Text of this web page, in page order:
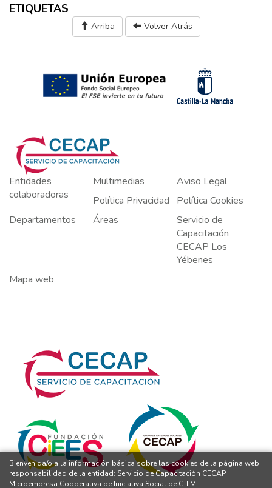
ETIQUETAS
Arriba Volver Atrás
Entidades
colaboradoras
Multimedias
Aviso Legal
Política Privacidad
Política Cookies
Departamentos
Áreas
Servicio de
Capacitación
CECAP Los
Yébenes
Mapa web
Bienvenida/o a la información básica sobre las cookies de la página web
responsabilidad de la entidad: Servicio de Capacitación CECAP
Microempresa Cooperativa de Iniciativa Social de C-LM,